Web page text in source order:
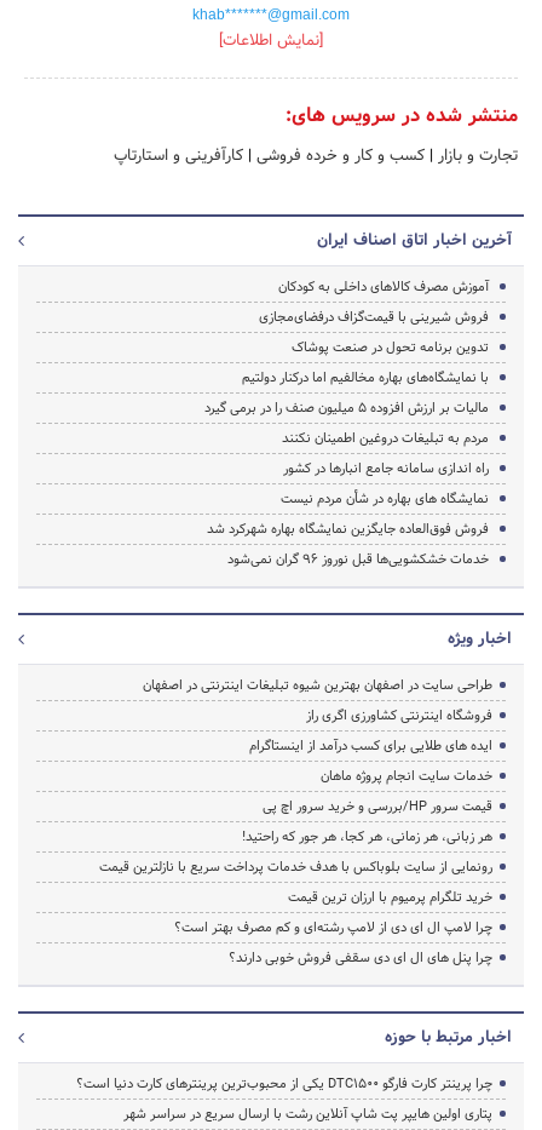
khab*******@gmail.com
[نمایش اطلاعات]
منتشر شده در سرویس های:
تجارت و بازار | کسب و کار و خرده فروشی | کارآفرینی و استارتاپ
آخرین اخبار اتاق اصناف ایران
آموزش مصرف کالاهای داخلی به کودکان
فروش شیرینی با قیمت‌گزاف درفضای‌مجازی
تدوین برنامه تحول در صنعت پوشاک
با نمایشگاه‌های بهاره مخالفیم اما درکنار دولتیم
مالیات بر ارزش افزوده ۵ میلیون صنف را در برمی گیرد
مردم به تبلیغات دروغین اطمینان نکنند
راه اندازی سامانه جامع انبارها در کشور
نمایشگاه های بهاره در شأن مردم نیست
فروش فوق‌العاده جایگزین نمایشگاه‌ بهاره شهرکرد شد
خدمات خشکشویی‌ها قبل نوروز ۹۶ گران نمی‌شود
اخبار ویژه
طراحی سایت در اصفهان بهترین شیوه تبلیغات اینترنتی در اصفهان
فروشگاه اینترنتی کشاورزی اگری راز
ایده های طلایی برای کسب درآمد از اینستاگرام
خدمات سایت انجام پروژه ماهان
قیمت سرور HP/بررسی و خرید سرور اچ پی
هر زبانی، هر زمانی، هر کجا، هر جور که راحتید!
رونمایی از سایت بلوباکس با هدف خدمات پرداخت سریع با نازلترین قیمت
خرید تلگرام پرمیوم با ارزان ترین قیمت
چرا لامپ ال ای دی از لامپ رشته‌ای و کم مصرف بهتر است؟
چرا پنل های ال ای دی سقفی فروش خوبی دارند؟
اخبار مرتبط با حوزه
چرا پرینتر کارت فارگو DTC1500 یکی از محبوب‌ترین پرینترهای کارت دنیا است؟
پتاری اولین هایپر پت شاپ آنلاین رشت با ارسال سریع در سراسر شهر